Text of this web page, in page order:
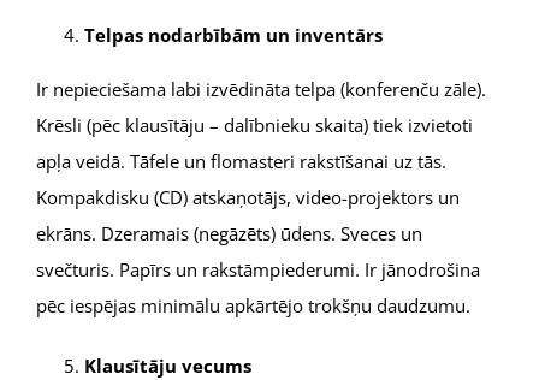
Telpas nodarbībām un inventārs
Ir nepieciešama labi izvēdināta telpa (konferenču zāle).
Krēsli (pēc klausītāju – dalībnieku skaita) tiek izvietoti
apļa veidā. Tāfele un flomasteri rakstīšanai uz tās.
Kompakdisku (CD) atskaņotājs, video-projektors un
ekrāns. Dzeramais (negāzēts) ūdens. Sveces un
svečturis. Papīrs un rakstāmpiederumi. Ir jānodrošina
pēc iespējas minimālu apkārtējo trokšņu daudzumu.
Klausītāju vecums